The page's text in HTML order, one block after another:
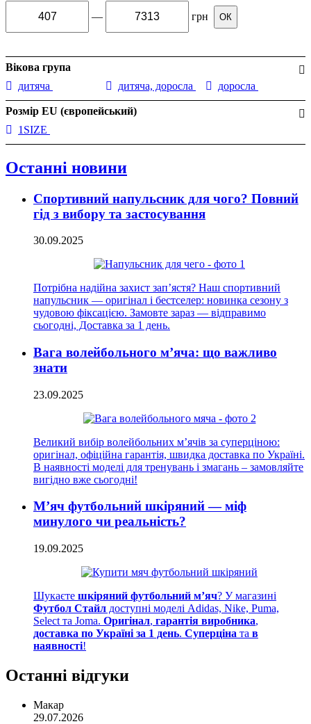
— грн ОК
Вікова група
дитяча
дитяча, доросла доросла
Розмір EU (європейський)
1SIZE
Останні новини
Спортивний напульсник для чого? Повний
гід з вибору та застосування
30.09.2025
Потрібна надійна захист зап’ястя? Наш спортивний
напульсник — оригінал і бестселер: новинка сезону з
чудовою фіксацією. Замовте зараз — відправимо
сьогодні, Доставка за 1 день.
Вага волейбольного м’яча: що важливо
знати
23.09.2025
Великий вибір волейбольних м’ячів за суперціною:
оригінал, офіційна гарантія, швидка доставка по Україні.
В наявності моделі для тренувань і змагань – замовляйте
вигідно вже сьогодні!
М’яч футбольний шкіряний — міф
минулого чи реальність?
19.09.2025
Шукаєте шкіряний футбольний м’яч? У магазині
Футбол Стайл доступні моделі Adidas, Nike, Puma,
Select та Joma. Оригінал, гарантія виробника,
доставка по Україні за 1 день. Суперціна та в
наявності!
Останні відгуки
Макар
29.07.2026